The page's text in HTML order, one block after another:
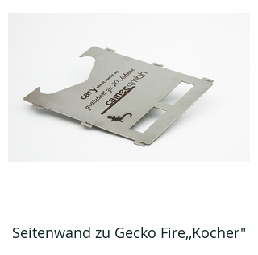
Seitenwand zu Gecko Fire,,Kocher"